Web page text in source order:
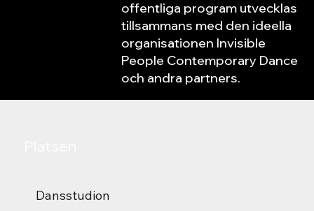
offentliga program utvecklas
tillsammans med den ideella
organisationen Invisible
People Contemporary Dance
och andra partners.
Dansstudion